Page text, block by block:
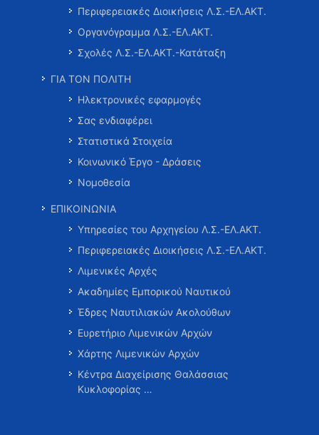
Περιφερειακές Διοικήσεις Λ.Σ.-ΕΛ.ΑΚΤ.
Οργανόγραμμα Λ.Σ.-ΕΛ.ΑΚΤ.
Σχολές Λ.Σ.-ΕΛ.ΑΚΤ.-Κατάταξη
ΓΙΑ ΤΟΝ ΠΟΛΙΤΗ
Ηλεκτρονικές εφαρμογές
Σας ενδιαφέρει
Στατιστικά Στοιχεία
Κοινωνικό Έργο - Δράσεις
Νομοθεσία
ΕΠΙΚΟΙΝΩΝΙΑ
Υπηρεσίες του Αρχηγείου Λ.Σ.-ΕΛ.ΑΚΤ.
Περιφερειακές Διοικήσεις Λ.Σ.-ΕΛ.ΑΚΤ.
Λιμενικές Αρχές
Ακαδημίες Εμπορικού Ναυτικού
Έδρες Ναυτιλιακών Ακολούθων
Ευρετήριο Λιμενικών Αρχών
Χάρτης Λιμενικών Αρχών
Κέντρα Διαχείρισης Θαλάσσιας
Κυκλοφορίας …